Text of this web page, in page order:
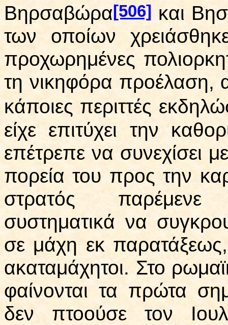
Βηρσαβώρα[506] και
των οποίων
προχωρημένες
τη νικηφόρα προέλαση,
κάποιες περιττές
είχε επιτύχει την
επέτρεπε να συνεχίσει
πορεία του προς την
στρατός παρέμενε
συστηματικά να
σε μάχη εκ
ακαταμάχητοι. Στο
φαίνονται τα πρώτα
δεν πτοούσε τον